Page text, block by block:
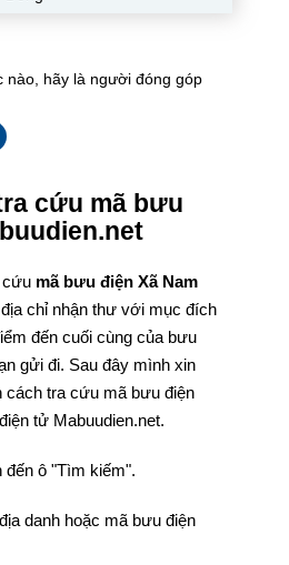
nào, hãy là người đóng góp
cứu mã bưu
cứu mã bưu điện Xã Nam
chỉ nhận thư với mục đích
đến cuối cùng của bưu
gửi đi. Sau đây mình xin
cách tra cứu mã bưu điện
tử Mabuudien.net.
đến ô "Tìm kiếm".
danh hoặc mã bưu điện